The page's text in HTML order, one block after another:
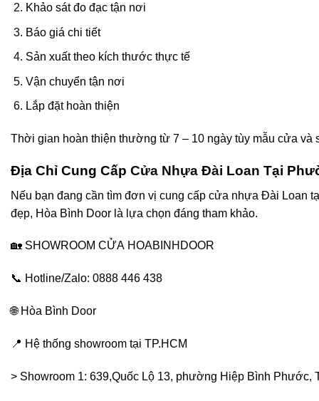
Khảo sát đo đạc tận nơi
Báo giá chi tiết
Sản xuất theo kích thước thực tế
Vận chuyển tận nơi
Lắp đặt hoàn thiện
Thời gian hoàn thiện thường từ 7 – 10 ngày tùy mẫu cửa và
Địa Chỉ Cung Cấp Cửa Nhựa Đài Loan Tại
Nếu bạn đang cần tìm đơn vị cung cấp cửa nhựa Đài Loan
đẹp, Hòa Bình Door là lựa chọn đáng tham khảo.
🏡 SHOWROOM CỬA HOABINHDOOR
📞 Hotline/Zalo: 0888 446 438
🌐 Hòa Bình Door
📍 Hệ thống showroom tại TP.HCM
> Showroom 1: 639,Quốc Lộ 13, phường Hiệp Bình Phước,